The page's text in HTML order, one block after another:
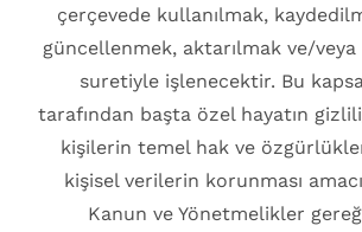
çerçevede kullanılmak,
güncellenmek, aktarılmak ve/veya
suretiyle işlenecektir. Bu
tarafından başta özel hayatın
kişilerin temel hak ve
kişisel verilerin korunması
Kanun ve Yönetmelikler